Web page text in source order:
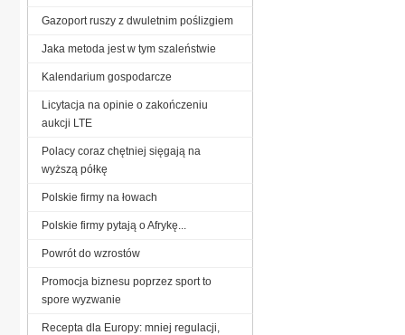
Gazoport ruszy z dwuletnim poślizgiem
Jaka metoda jest w tym szaleństwie
Kalendarium gospodarcze
Licytacja na opinie o zakończeniu
aukcji LTE
Polacy coraz chętniej sięgają na
wyższą półkę
Polskie firmy na łowach
Polskie firmy pytają o Afrykę...
Powrót do wzrostów
Promocja biznesu poprzez sport to
spore wyzwanie
Recepta dla Europy: mniej regulacji,